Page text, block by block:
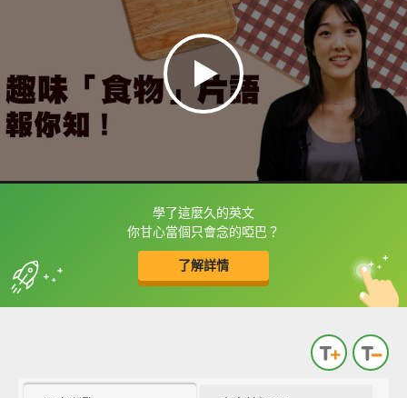
學了這麼久的英文
你甘心當個只會念的啞巴？
了解詳情
框選或點兩下字幕可以直接查字典喔！
收錄佳句 中
英